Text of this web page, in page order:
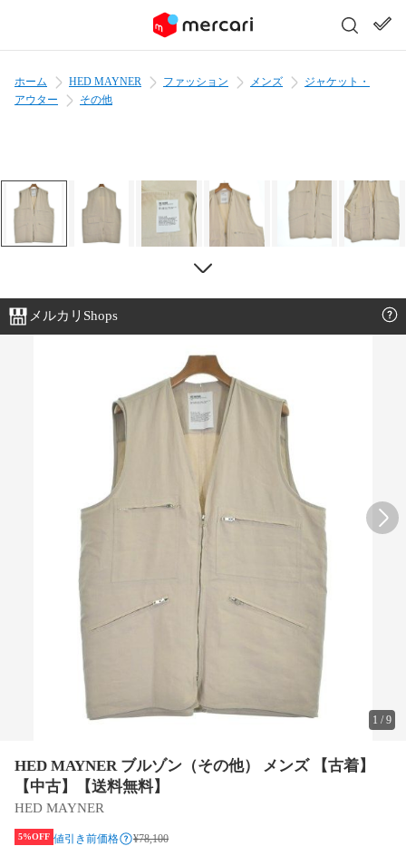
ホーム HED MAYNER ファッション メンズ
ジャケット・
アウター
その他
メルカリShops
1 /9
HED MAYNER ブルゾン（その他） メンズ 【古着】
【中古】【送料無料】
HED MAYNER
5%OFF 値引き前価格 ¥78,100